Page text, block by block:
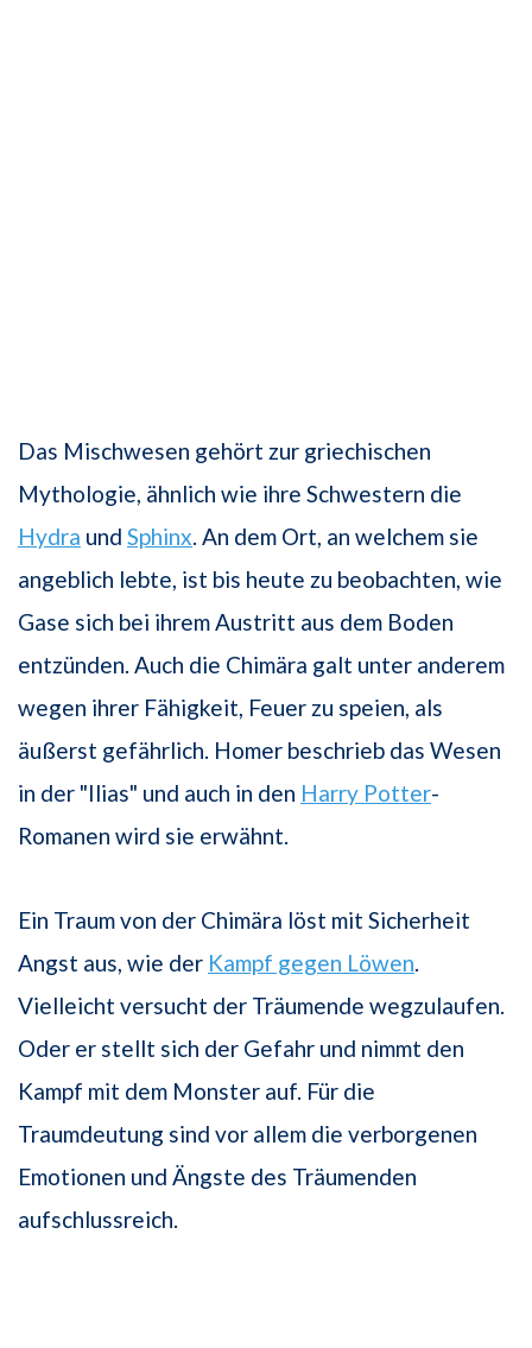
Das Mischwesen gehört zur griechischen
Mythologie, ähnlich wie ihre Schwestern die
Hydra und Sphinx. An dem Ort, an welchem sie
angeblich lebte, ist bis heute zu beobachten, wie
Gase sich bei ihrem Austritt aus dem Boden
entzünden. Auch die Chimära galt unter anderem
wegen ihrer Fähigkeit, Feuer zu speien, als
äußerst gefährlich. Homer beschrieb das Wesen
in der "Ilias" und auch in den Harry Potter-
Romanen wird sie erwähnt.
Ein Traum von der Chimära löst mit Sicherheit
Angst aus, wie der Kampf gegen Löwen.
Vielleicht versucht der Träumende wegzulaufen.
Oder er stellt sich der Gefahr und nimmt den
Kampf mit dem Monster auf. Für die
Traumdeutung sind vor allem die verborgenen
Emotionen und Ängste des Träumenden
aufschlussreich.